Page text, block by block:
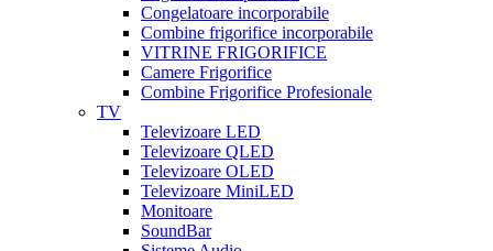
Congelatoare incorporabile
Combine frigorifice incorporabile
VITRINE FRIGORIFICE
Camere Frigorifice
Combine Frigorifice Profesionale
TV
Televizoare LED
Televizoare QLED
Televizoare OLED
Televizoare MiniLED
Monitoare
SoundBar